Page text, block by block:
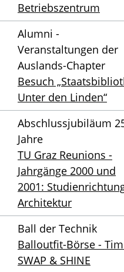
Betriebszentrum
Alumni -
Veranstaltungen der
Auslands-Chapter
Besuch
Unter den Linden“
Abschlussjubiläum
Jahre
TU Graz Reunions -
Jahrgänge 2000 und
2001:
Architektur
Ball der Technik
Balloutfit-Börse -
SWAP & SHINE